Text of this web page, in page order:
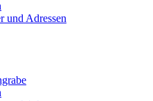
und Adressen